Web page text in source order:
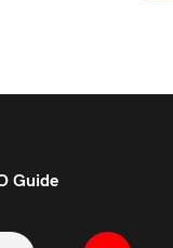
Guide